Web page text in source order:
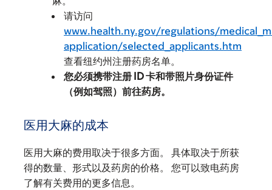
请访问
www.health.ny.gov/regulations/
application/selected_applicants.htm
查看纽约州注册药房名单。
您必须携带注册 ID 卡和带照片身份证件
（例如驾照）前往药房。
医用大麻的成本
医用大麻的费用取决于很多方面。 具体取决于所获
得的数量、形式以及药房的价格。 您可以致电药房
了解有关费用的更多信息。